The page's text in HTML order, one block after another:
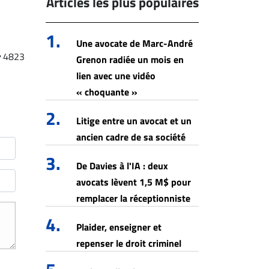
4823
1.
Une avocate de Marc-André
Grenon radiée un mois en
lien avec une vidéo
« choquante »
2.
Litige entre un avocat et un
ancien cadre de sa société
3.
De Davies à l'IA : deux
avocats lèvent 1,5 M$ pour
remplacer la réceptionniste
4.
Plaider, enseigner et
repenser le droit criminel